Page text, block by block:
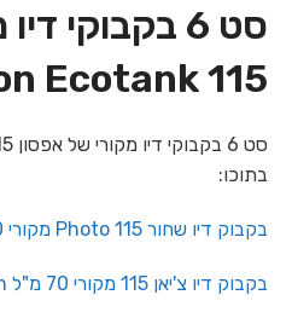
סט 6 בקבוקי
115 Epson Ecotank
בתוכו:
בקבוק דיו שחור Photo 115 מקורי 70 מ"ל Epson
בקבוק דיו צ'יאן 115 מקורי 70 מ"ל Epson